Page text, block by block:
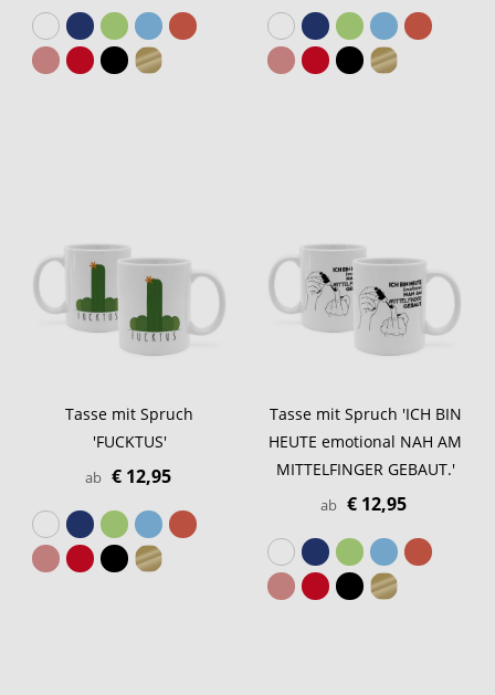
Tasse mit Spruch
'FUCKTUS'
ab € 12,95
Tasse mit Spruch 'ICH BIN
HEUTE emotional NAH AM
MITTELFINGER GEBAUT.'
ab € 12,95